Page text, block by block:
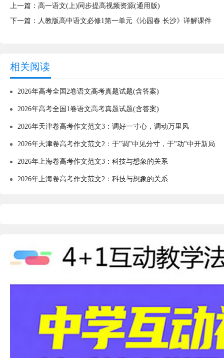
上一篇： 高一语文(上)同步提高视频资源(通用版)
下一篇： 人教版高中语文必修1第一单元《沁园春 长沙》详解课件
相关阅读
2026年高考全国2卷语文高考真题试题(含答案)
2026年高考全国1卷语文高考真题试题(含答案)
2026年天津卷高考作文范文3：调好一寸心，调动万里风
2026年天津卷高考作文范文2：于"调"中见分寸，于"动"中开新局
2026年上海卷高考作文范文3：科技与想象的关系
2026年上海卷高考作文范文2：科技与想象的关系